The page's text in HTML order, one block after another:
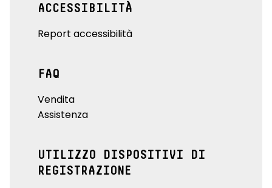
ACCESSIBILITÀ
Report accessibilità
FAQ
Vendita
Assistenza
UTILIZZO DISPOSITIVI DI
REGISTRAZIONE